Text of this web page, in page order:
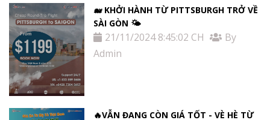
🐋 KHỞI HÀNH TỪ PITTSBURGH TRỞ VỀ
SÀI GÒN 🌤
21/11/2024 8:45:02 CH
By
Admin
🔥VẪN ĐANG CÒN GIÁ TỐT - VÈ HÈ TỪ